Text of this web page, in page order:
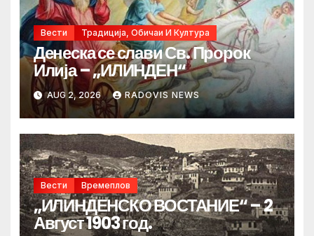
Вести Традиција, Обичаи И Култура
Денеска се слави Св. Пророк
Илија – „ИЛИНДЕН“
AUG 2, 2026 RADOVIS NEWS
Вести Времеплов
„ИЛИНДЕНСКО ВОСТАНИЕ“ – 2
Август 1903 год.